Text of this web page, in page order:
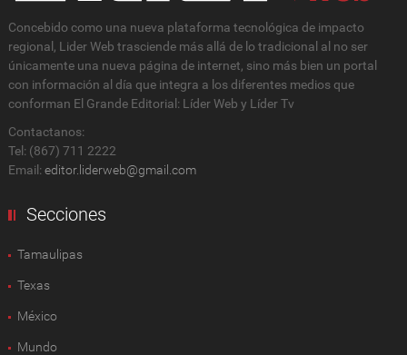
Concebido como una nueva plataforma tecnológica de impacto
regional, Lider Web trasciende más allá de lo tradicional al no ser
únicamente una nueva página de internet, sino más bien un portal
con información al día que integra a los diferentes medios que
conforman El Grande Editorial: Líder Web y Líder Tv
Contactanos:
Tel: (867) 711 2222
Email: editor.liderweb@gmail.com
Secciones
Tamaulipas
Texas
México
Mundo